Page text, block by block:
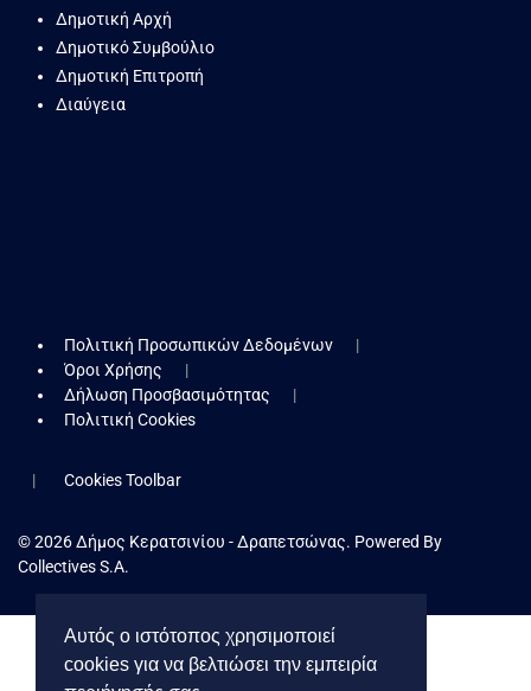
Δημοτική Αρχή
Δημοτικό Συμβούλιο
Δημοτική Επιτροπή
Διαύγεια
Πολιτική Προσωπικών Δεδομένων
Όροι Χρήσης
Δήλωση Προσβασιμότητας
Πολιτική Cookies
Cookies Toolbar
© 2026 Δήμος Κερατσινίου - Δραπετσώνας. Powered By
Collectives S.A.
Αυτός ο ιστότοπος χρησιμοποιεί
cookies για να βελτιώσει την εμπειρία